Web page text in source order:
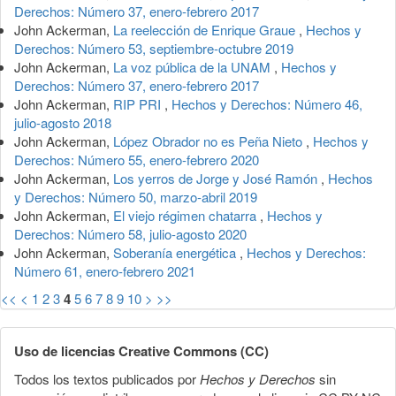
Derechos: Número 37, enero-febrero 2017
John Ackerman, La reelección de Enrique Graue , Hechos y
Derechos: Número 53, septiembre-octubre 2019
John Ackerman, La voz pública de la UNAM , Hechos y
Derechos: Número 37, enero-febrero 2017
John Ackerman, RIP PRI , Hechos y Derechos: Número 46,
julio-agosto 2018
John Ackerman, López Obrador no es Peña Nieto , Hechos y
Derechos: Número 55, enero-febrero 2020
John Ackerman, Los yerros de Jorge y José Ramón , Hechos
y Derechos: Número 50, marzo-abril 2019
John Ackerman, El viejo régimen chatarra , Hechos y
Derechos: Número 58, julio-agosto 2020
John Ackerman, Soberanía energética , Hechos y Derechos:
Número 61, enero-febrero 2021
<< < 1 23456789 10 > >>
Uso de licencias Creative Commons (CC)
Todos los textos publicados porHechos y Derechos sin